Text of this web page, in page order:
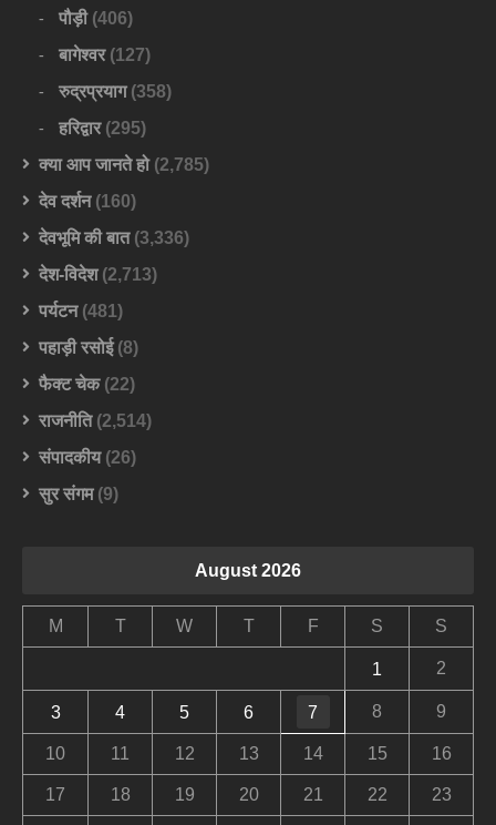
पौड़ी(406)
बागेश्वर(127)
रुद्रप्रयाग(358)
हरिद्वार(295)
क्या आप जानते हो(2,785)
देव दर्शन(160)
देवभूमि की बात(3,336)
देश-विदेश(2,713)
पर्यटन(481)
पहाड़ी रसोई(8)
फैक्ट चेक(22)
राजनीति(2,514)
संपादकीय(26)
सुर संगम(9)
August 2026
M T W T F S S
1 2
3 4 5 6 7 8 9
10 11 12 13 14 15 16
17 18 19 20 21 22 23